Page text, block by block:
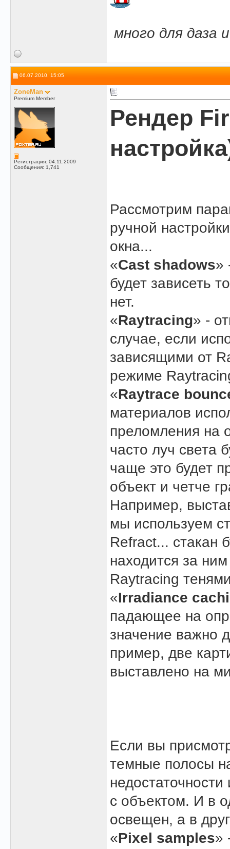
много для даза
06.07.2010, 15:05
ZoneMan
Premium Member
Регистрация: 04.11.2009
Сообщения: 1,741
Рендер
Рассмотрим
ручной
окна...
«Cast shadows»
будет зависеть
нет.
«Raytracing» -
случае, если
зависящими от
режиме
«Raytrace
материалов
преломления на
часто луч света
чаще это будет
объект и четче
Например,
мы используем
Refract... стакан
находится за
Raytracing
«Irradiance
падающее на
значение важно
пример, две
выставлено на
Если вы
темные полосы
с объектом. И в
освещен, а в
«Pixel samples»